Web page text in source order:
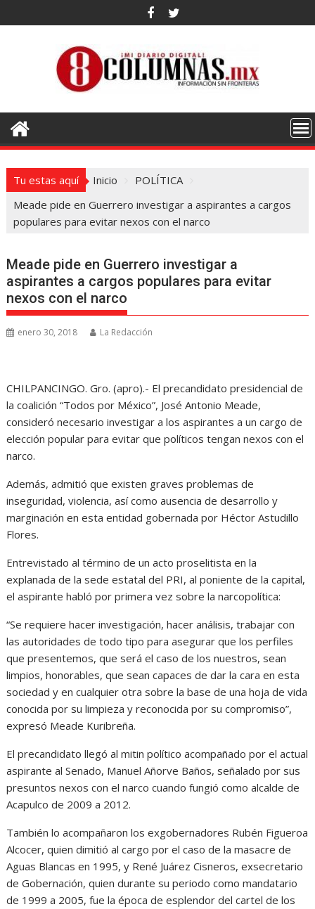
al
Tu estas aquí Inicio
POLÍTICA
Meade pide en Guerrero investigar a aspirantes a cargos
populares para evitar nexos con el narco
Meade pide en Guerrero investigar a
aspirantes a cargos populares para evitar
nexos con el narco
enero 30, 2018 La Redacción
CHILPANCINGO. Gro. (apro).- El precandidato presidencial de
la coalición “Todos por México”, José Antonio Meade,
consideró necesario investigar a los aspirantes a un cargo de
elección popular para evitar que políticos tengan nexos con el
narco.
Además, admitió que existen graves problemas de
inseguridad, violencia, así como ausencia de desarrollo y
marginación en esta entidad gobernada por Héctor Astudillo
Flores.
Entrevistado al término de un acto proselitista en la
explanada de la sede estatal del PRI, al poniente de la capital,
el aspirante habló por primera vez sobre la narcopolítica:
“Se requiere hacer investigación, hacer análisis, trabajar con
las autoridades de todo tipo para asegurar que los perfiles
que presentemos, que será el caso de los nuestros, sean
limpios, honorables, que sean capaces de dar la cara en esta
sociedad y en cualquier otra sobre la base de una hoja de vida
conocida por su limpieza y reconocida por su compromiso”,
expresó Meade Kuribreña.
El precandidato llegó al mitin político acompañado por el actual
aspirante al Senado, Manuel Añorve Baños, señalado por sus
presuntos nexos con el narco cuando fungió como alcalde de
Acapulco de 2009 a 2012.
También lo acompañaron los exgobernadores Rubén Figueroa
Alcocer, quien dimitió al cargo por el caso de la masacre de
Aguas Blancas en 1995, y René Juárez Cisneros, exsecretario
de Gobernación, quien durante su periodo como mandatario
de 1999 a 2005, fue la época de esplendor del cartel de los